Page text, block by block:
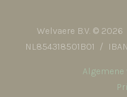
Welvaere B.V. ©
NL854318501B01 /
Algemene